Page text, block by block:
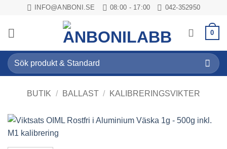
content
INFO@ANBONI.SE 08:00 - 17:00 042-352950
0
Sök
efter:
BUTIK / BALLAST / KALIBRERINGSVIKTER